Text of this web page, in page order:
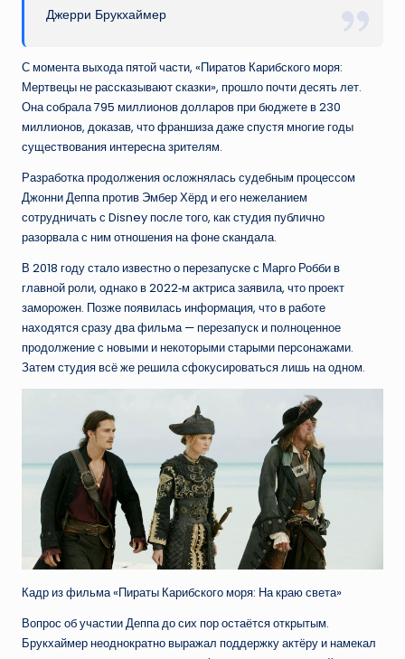
Джерри Брукхаймер
С момента выхода пятой части, «Пиратов Карибского моря:
Мертвецы не рассказывают сказки», прошло почти десять лет.
Она собрала 795 миллионов долларов при бюджете в 230
миллионов, доказав, что франшиза даже спустя многие годы
существования интересна зрителям.
Разработка продолжения осложнялась судебным процессом
Джонни Деппа против Эмбер Хёрд и его нежеланием
сотрудничать с Disney после того, как студия публично
разорвала с ним отношения на фоне скандала.
В 2018 году стало известно о перезапуске с Марго Робби в
главной роли, однако в 2022‑м актриса заявила, что проект
заморожен. Позже появилась информация, что в работе
находятся сразу два фильма — перезапуск и полноценное
продолжение с новыми и некоторыми старыми персонажами.
Затем студия всё же решила сфокусироваться лишь на одном.
Кадр из фильма «Пираты Карибского моря: На краю света»
Вопрос об участии Деппа до сих пор остаётся открытым.
Брукхаймер неоднократно выражал поддержку актёру и намекал